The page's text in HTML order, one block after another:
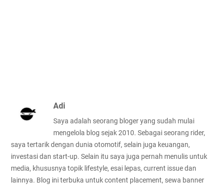
Adi
Saya adalah seorang bloger yang sudah mulai
mengelola blog sejak 2010. Sebagai seorang rider,
saya tertarik dengan dunia otomotif, selain juga keuangan,
investasi dan start-up. Selain itu saya juga pernah menulis untuk
media, khususnya topik lifestyle, esai lepas, current issue dan
lainnya. Blog ini terbuka untuk content placement, sewa banner